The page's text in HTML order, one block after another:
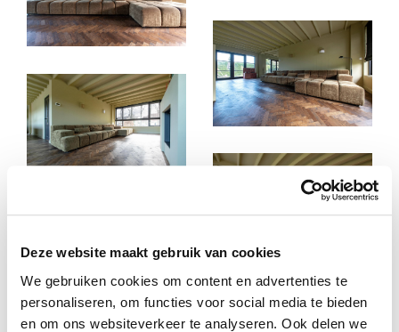
Deze website maakt gebruik van cookies
We gebruiken cookies om content en advertenties te
personaliseren, om functies voor social media te bieden
en om ons websiteverkeer te analyseren. Ook delen we